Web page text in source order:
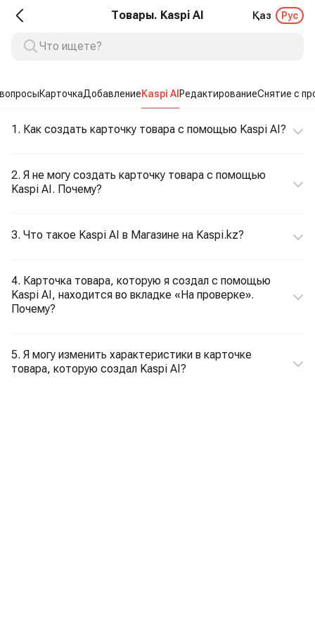
Товары. Kaspi AI Қаз Рус
КарточкаДобавлениеKaspi AI РедактированиеСнятие с
1. Как создать карточку товара с помощью Kaspi AI?
2. Я не могу создать карточку товара с помощью
Kaspi AI. Почему?
3. Что такое Kaspi AI в Магазине на Kaspi.kz?
4. Карточка товара, которую я создал с помощью
Kaspi AI, находится во вкладке «На проверке».
Почему?
5. Я могу изменить характеристики в карточке
товара, которую создал Kaspi AI?